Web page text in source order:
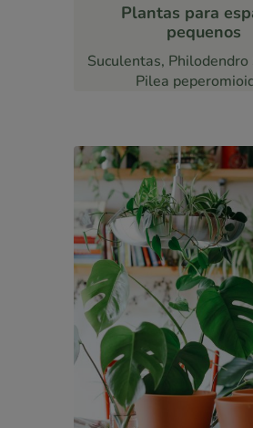
Plantas para
pequenos
Suculentas, Philodendro
Pilea